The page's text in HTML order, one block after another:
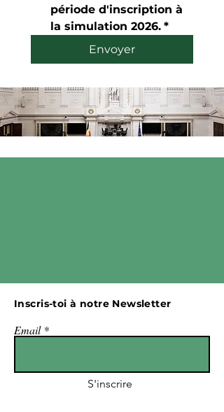
période d'inscription à
la simulation 2026. *
Envoyer
Inscris-toi à notre Newsletter
Email
S'inscrire